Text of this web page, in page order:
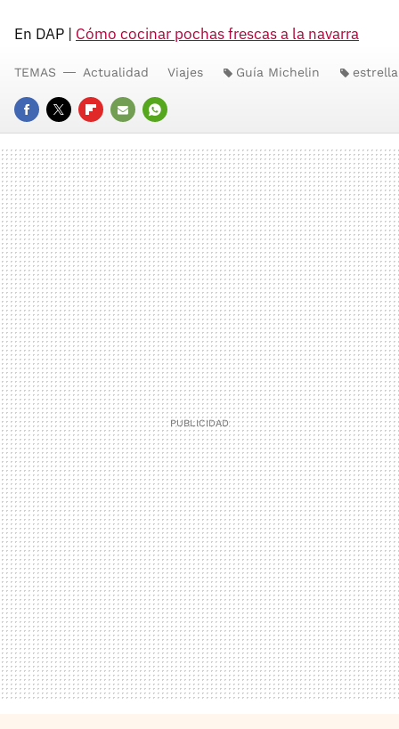
En DAP | Cómo cocinar pochas frescas a la navarra
FACEBOOK
TWITTERFLIPBOARD
E-
MAIL
WHATSAPP
TEMAS Actualidad Viajes Guía Michelin